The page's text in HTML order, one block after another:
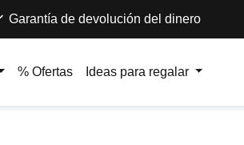
Garantía de devolución del dinero
% Ofertas Ideas para regalar